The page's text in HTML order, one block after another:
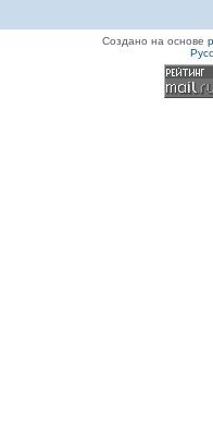
Создано на основе